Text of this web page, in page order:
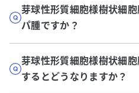
芽球性形質細胞様樹状細
パ腫ですか？
芽球性形質細胞様樹状細
するとどうなりますか？